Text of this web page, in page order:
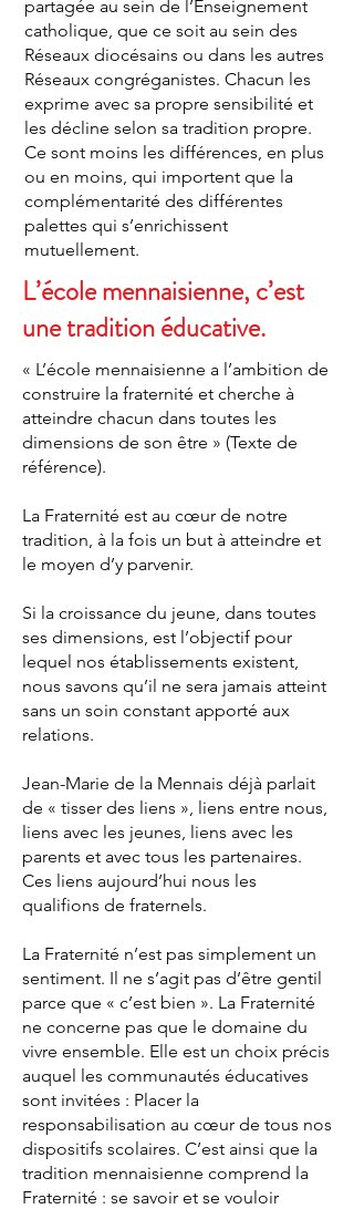
partagée au sein de l’Enseignement
catholique, que ce soit au sein des
Réseaux diocésains ou dans les autres
Réseaux congréganistes. Chacun les
exprime avec sa propre sensibilité et
les décline selon sa tradition propre.
Ce sont moins les différences, en plus
ou en moins, qui importent que la
complémentarité des différentes
palettes qui s’enrichissent
mutuellement.
L’école mennaisienne, c’est
une tradition éducative.
« L’école mennaisienne a l’ambition de
construire la fraternité et cherche à
atteindre chacun dans toutes les
dimensions de son être » (Texte de
référence).
La Fraternité est au cœur de notre
tradition, à la fois un but à atteindre et
le moyen d’y parvenir.
Si la croissance du jeune, dans toutes
ses dimensions, est l’objectif pour
lequel nos établissements existent,
nous savons qu’il ne sera jamais atteint
sans un soin constant apporté aux
relations.
Jean-Marie de la Mennais déjà parlait
de « tisser des liens », liens entre nous,
liens avec les jeunes, liens avec les
parents et avec tous les partenaires.
Ces liens aujourd’hui nous les
qualifions de fraternels.
La Fraternité n’est pas simplement un
sentiment. Il ne s’agit pas d’être gentil
parce que « c’est bien ». La Fraternité
ne concerne pas que le domaine du
vivre ensemble. Elle est un choix précis
auquel les communautés éducatives
sont invitées : Placer la
responsabilisation au cœur de tous nos
dispositifs scolaires. C’est ainsi que la
tradition mennaisienne comprend la
Fraternité : se savoir et se vouloir